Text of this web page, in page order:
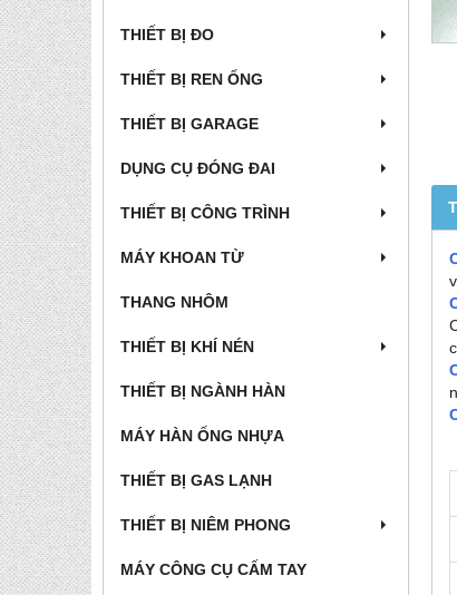
THIẾT BỊ ĐO
THIẾT BỊ REN ỐNG
THIẾT BỊ GARAGE
DỤNG CỤ ĐÓNG ĐAI
THIẾT BỊ CÔNG TRÌNH
MÁY KHOAN TỪ
THANG NHÔM
THIẾT BỊ KHÍ NÉN
THIẾT BỊ NGÀNH HÀN
MÁY HÀN ỐNG NHỰA
THIẾT BỊ GAS LẠNH
THIẾT BỊ NIÊM PHONG
MÁY CÔNG CỤ CẤM TAY